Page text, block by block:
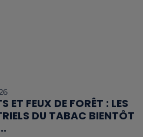
ET FEUX DE FORÊT : LES
DU TABAC BIENTÔT